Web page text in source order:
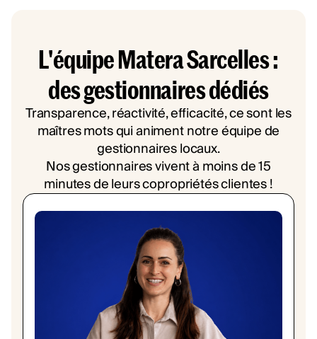
L'équipe Matera Sarcelles :
des gestionnaires dédiés
Transparence, réactivité, efficacité, ce sont les
maîtres mots qui animent notre équipe de
gestionnaires locaux.
Nos gestionnaires vivent à moins de 15
minutes de leurs copropriétés clientes !